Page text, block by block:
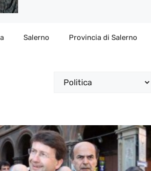
Salerno Provincia di Salerno
Categorie